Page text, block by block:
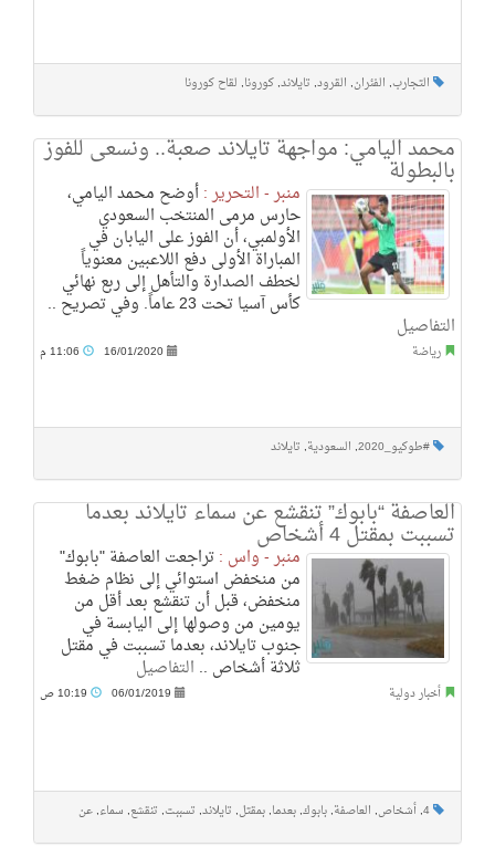
التجارب, الفئران, القرود, تايلاند, كورونا, لقاح كورونا
محمد اليامي: مواجهة تايلاند صعبة.. ونسعى للفوز
بالبطولة
منبر - التحرير :أوضح محمد اليامي،
حارس مرمى المنتخب السعودي
الأولمبي، أن الفوز على اليابان في
المباراة الأولى دفع اللاعبين معنوياً
لخطف الصدارة والتأهل إلى ربع نهائي
كأس آسيا تحت 23 عاماً. وفي تصريح ..
التفاصيل
رياضة 16/01/2020
#طوكيو_2020 , السعودية, تايلاند
العاصفة “بابوك” تنقشع عن سماء تايلاند بعدما
تسببت بمقتل 4 أشخاص
منبر - واس :تراجعت العاصفة "بابوك"
من منخفض استوائي إلى نظام ضغط
منخفض، قبل أن تنقشع بعد أقل من
يومين من وصولها إلى اليابسة في
جنوب تايلاند، بعدما تسببت في مقتل
ثلاثة أشخاص .. التفاصيل
أخبار دولية 06/01/2019
4
, أشخاص, العاصفة, بابوك, بعدما, بمقتل, تايلاند, تسببت, تنقشع, سماء, عن